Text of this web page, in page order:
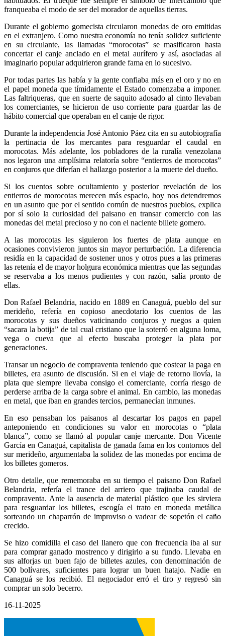
franqueaba el modo de ser del morador de aquellas tierras.
Durante el gobierno gomecista circularon monedas de oro emitidas
en el extranjero. Como nuestra economía no tenía solidez suficiente
en su circulante, las llamadas “morocotas” se masificaron hasta
concertar el canje anclado en el metal aurífero y así, asociadas al
imaginario popular adquirieron grande fama en lo sucesivo.
Por todas partes las había y la gente confiaba más en el oro y no en
el papel moneda que tímidamente el Estado comenzaba a imponer.
Las faltriqueras, que en suerte de saquito adosado al cinto llevaban
los comerciantes, se hicieron de uso corriente para guardar las de
hábito comercial que operaban en el canje de rigor.
Durante la independencia José Antonio Páez cita en su autobiografía
la pertinacia de los mercantes para resguardar el caudal en
morocotas. Más adelante, los pobladores de la ruralía venezolana
nos legaron una amplísima relatoría sobre “entierros de morocotas”
en conjuros que diferían el hallazgo posterior a la muerte del dueño.
Si los cuentos sobre ocultamiento y posterior revelación de los
entierros de morocotas merecen más espacio, hoy nos detendremos
en un asunto que por el sentido común de nuestros pueblos, explica
por sí solo la curiosidad del paisano en transar comercio con las
monedas del metal precioso y no con el naciente billete gomero.
A las morocotas les siguieron los fuertes de plata aunque en
ocasiones convivieron juntos sin mayor perturbación. La diferencia
residía en la capacidad de sostener unos y otros pues a las primeras
las retenía el de mayor holgura económica mientras que las segundas
se reservaba a los menos pudientes y con razón, salía pronto de
ellas.
Don Rafael Belandria, nacido en 1889 en Canaguá, pueblo del sur
merideño, refería en copioso anecdotario los cuentos de las
morocotas y sus dueños vaticinando conjuros y ruegos a quien
“sacara la botija” de tal cual cristiano que la soterró en alguna loma,
vega o cueva que al efecto buscaba proteger la plata por
generaciones.
Transar un negocio de compraventa teniendo que costear la paga en
billetes, era asunto de discusión. Si en el viaje de retorno llovía, la
plata que siempre llevaba consigo el comerciante, corría riesgo de
perderse arriba de la carga sobre el animal. En cambio, las monedas
en metal, que iban en grandes tercios, permanecían inmunes.
En eso pensaban los paisanos al descartar los pagos en papel
anteponiendo en condiciones su valor en morocotas o “plata
blanca”, como se llamó al popular canje mercante. Don Vicente
García en Canaguá, capitalista de ganada fama en los contornos del
sur merideño, argumentaba la solidez de las monedas por encima de
los billetes gomeros.
Otro detalle, que rememoraba en su tiempo el paisano Don Rafael
Belandria, refería el trance del arriero que trajinaba caudal de
compraventa. Ante la ausencia de material plástico que les sirviera
para resguardar los billetes, escogía el trato en moneda metálica
sorteando un chaparrón de improviso o vadear de sopetón el caño
crecido.
Se hizo comidilla el caso del llanero que con frecuencia iba al sur
para comprar ganado mostrenco y dirigirlo a su fundo. Llevaba en
sus alforjas un buen fajo de billetes azules, con denominación de
500 bolívares, suficientes para lograr un buen hatajo. Nadie en
Canaguá se los recibió. El negociador erró el tiro y regresó sin
comprar un solo becerro.
16-11-2025